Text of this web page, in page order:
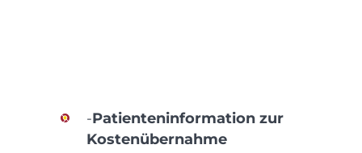
-Patienteninformation zur
Kostenübernahme